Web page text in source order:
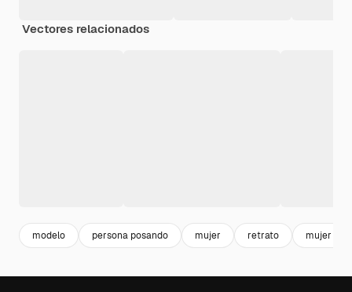
Vectores relacionados
modelo persona posando mujer retrato mujer